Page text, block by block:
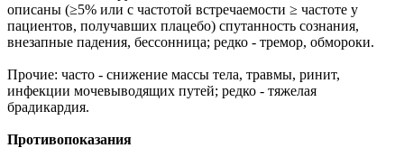
описаны (≥5% или с частотой встречаемости ≥ частоте у
пациентов, получавших плацебо) спутанность сознания,
внезапные падения, бессонница; редко - тремор, обмороки.
Прочие: часто - снижение массы тела, травмы, ринит,
инфекции мочевыводящих путей; редко - тяжелая
брадикардия.
Противопоказания